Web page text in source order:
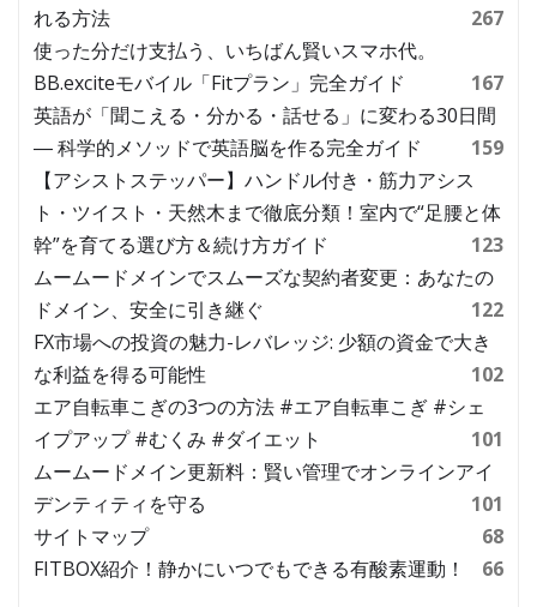
れる方法
267
使った分だけ支払う、いちばん賢いスマホ代。
BB.exciteモバイル「Fitプラン」完全ガイド
167
英語が「聞こえる・分かる・話せる」に変わる30日間
― 科学的メソッドで英語脳を作る完全ガイド
159
【アシストステッパー】ハンドル付き・筋力アシス
ト・ツイスト・天然木まで徹底分類！室内で“足腰と体
幹”を育てる選び方＆続け方ガイド
123
ムームードメインでスムーズな契約者変更：あなたの
ドメイン、安全に引き継ぐ
122
FX市場への投資の魅力-レバレッジ: 少額の資金で大き
な利益を得る可能性
102
エア自転車こぎの3つの方法 #エア自転車こぎ #シェ
イプアップ #むくみ #ダイエット
101
ムームードメイン更新料：賢い管理でオンラインアイ
デンティティを守る
101
サイトマップ
68
FITBOX紹介！静かにいつでもできる有酸素運動！
66